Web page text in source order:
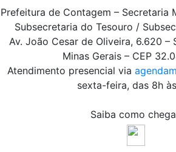
Prefeitura de Contagem – Secretaria
Subsecretaria do Tesouro /
Av. João Cesar de Oliveira, 6.620 –
Minas Gerais – CEP
Atendimento presencial via
sexta-feira, das 8h
Saiba como